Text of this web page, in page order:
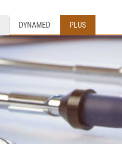
DYNAMED PLUS